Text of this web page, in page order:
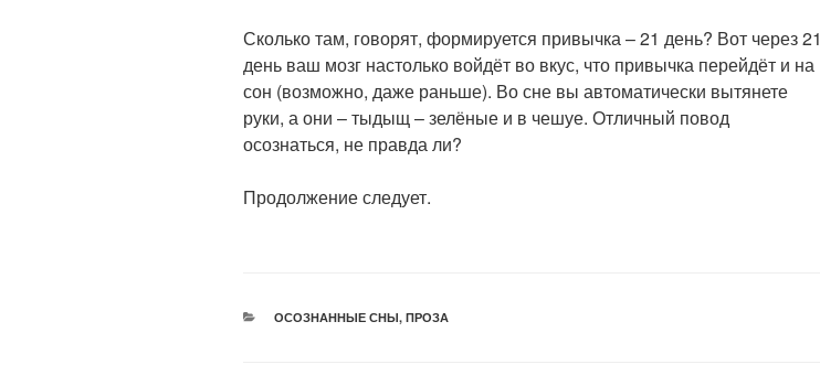
Сколько там, говорят, формируется привычка – 21 день? Вот через 21
день ваш мозг настолько войдёт во вкус, что привычка перейдёт и на
сон (возможно, даже раньше). Во сне вы автоматически вытянете
руки, а они – тыдыщ – зелёные и в чешуе. Отличный повод
осознаться, не правда ли?
Продолжение следует.
ОСОЗНАННЫЕ СНЫ, ПРОЗА